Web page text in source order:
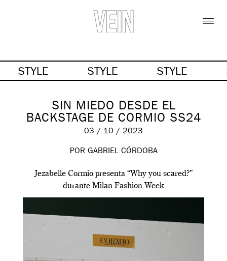
STYLE STYLE STYLE
SIN MIEDO DESDE EL
BACKSTAGE DE CORMIO SS24
03 / 10 / 2023
POR GABRIEL CÓRDOBA
Jezabelle Cormio presenta “Why you scared?”
durante Milan Fashion Week